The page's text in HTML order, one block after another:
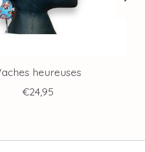
heureuses
€24,95